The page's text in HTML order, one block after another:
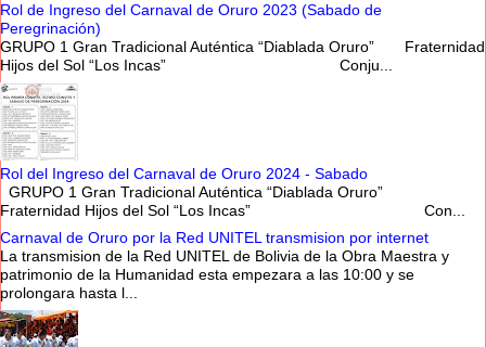
Rol de Ingreso del Carnaval de Oruro 2023 (Sabado de
Peregrinación)
GRUPO 1 Gran Tradicional Auténtica “Diablada Oruro” Fraternidad
Hijos del Sol “Los Incas” Conju...
Rol del Ingreso del Carnaval de Oruro 2024 - Sabado
GRUPO 1 Gran Tradicional Auténtica “Diablada Oruro”
Fraternidad Hijos del Sol “Los Incas” Con...
Carnaval de Oruro por la Red UNITEL transmision por internet
La transmision de la Red UNITEL de Bolivia de la Obra Maestra y
patrimonio de la Humanidad esta empezara a las 10:00 y se
prolongara hasta l...